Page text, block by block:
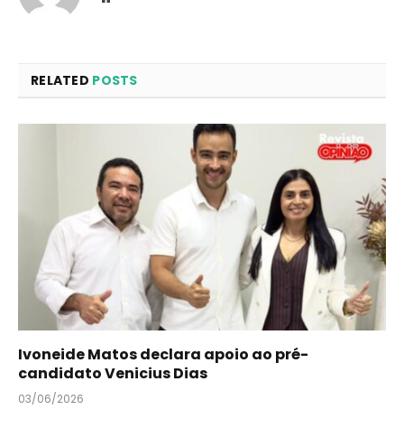
RELATED POSTS
Ivoneide Matos declara apoio ao pré-
candidato Venicius Dias
03/06/2026